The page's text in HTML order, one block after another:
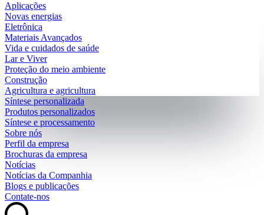
Aplicações
Novas energias
Eletrônica
Materiais Avançados
Vida e cuidados de saúde
Lar e Viver
Proteção do meio ambiente
Construção
Agricultura e agricultura
Síntese personalizada
Produtos personalizados
Síntese e processamento
Sobre nós
Perfil da empresa
Brochuras da empresa
Notícias
Notícias da Companhia
Blogs e publicações
Contate-nos